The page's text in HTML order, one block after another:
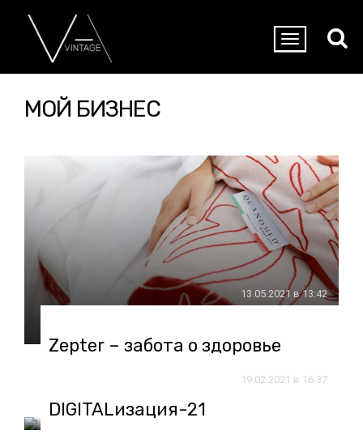
МОЙ БИЗНЕС
13.05.2021 в 13:42
Zepter – забота о здоровье
19.02.2021 в 16:37
DIGITALизация-21